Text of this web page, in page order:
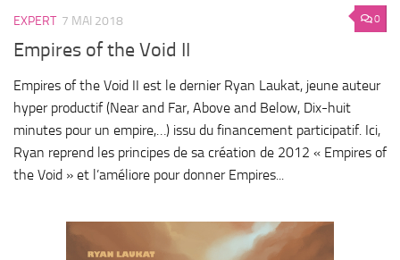
0
EXPERT 7 MAI 2018
Empires of the Void II
Empires of the Void II est le dernier Ryan Laukat, jeune auteur
hyper productif (Near and Far, Above and Below, Dix-huit
minutes pour un empire,…) issu du financement participatif. Ici,
Ryan reprend les principes de sa création de 2012 « Empires of
the Void » et l’améliore pour donner Empires...